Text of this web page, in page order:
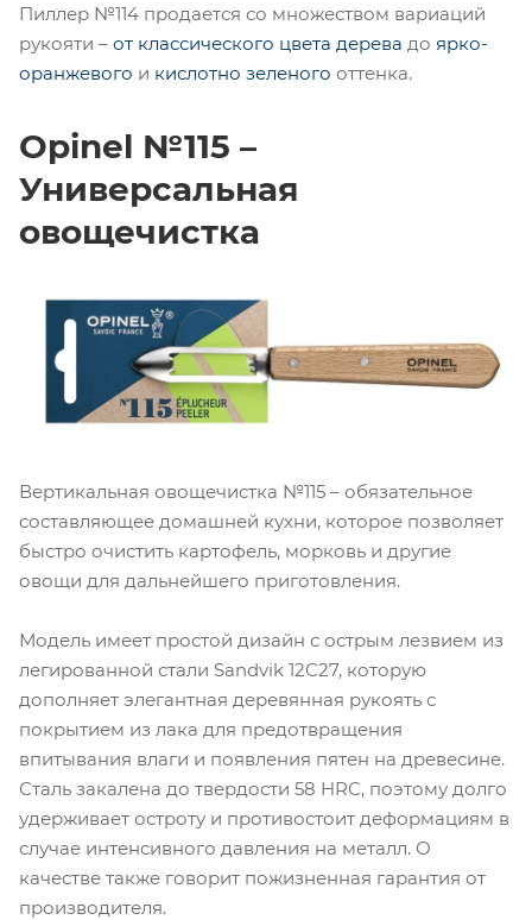
Пиллер №114 продается со множеством вариаций
рукояти – от классического цвета дерева до ярко-
оранжевого и кислотно зеленого оттенка.
Opinel №115 –
Универсальная
овощечистка
Вертикальная овощечистка №115 – обязательное
составляющее домашней кухни, которое позволяет
быстро очистить картофель, морковь и другие
овощи для дальнейшего приготовления.
Модель имеет простой дизайн с острым лезвием из
легированной стали Sandvik 12C27, которую
дополняет элегантная деревянная рукоять с
покрытием из лака для предотвращения
впитывания влаги и появления пятен на древесине.
Сталь закалена до твердости 58 HRC, поэтому долго
удерживает остроту и противостоит деформациям в
случае интенсивного давления на металл. О
качестве также говорит пожизненная гарантия от
производителя.